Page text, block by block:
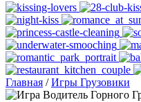
Главная / Игры Грузовики